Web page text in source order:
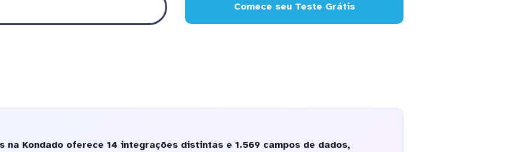
Comece seu Teste Grátis
na Kondado oferece 14 integrações distintas e 1.569 campos de dados,